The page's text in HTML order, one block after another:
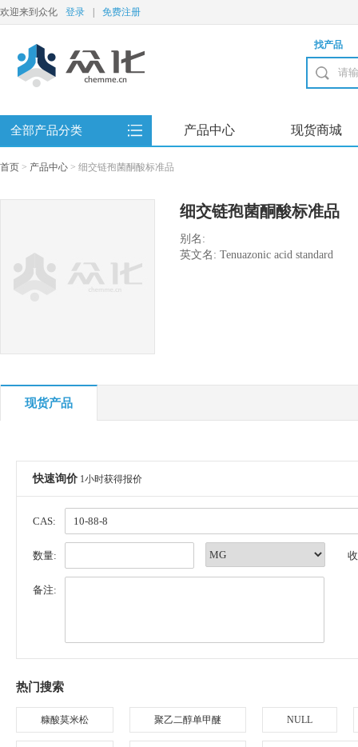
欢迎来到众化 登录 免费注册
找产品
全部产品分类 产品中心 现货商城
首页 > 产品中心 > 细交链孢菌酮酸标准品
细交链孢菌酮酸标准品
别名:
英文名: Tenuazonic acid standard
现货产品
快速询价 1小时获得报价
CAS:
数量:
备注:
热门搜索
糠酸莫米松 聚乙二醇单甲醚 NULL